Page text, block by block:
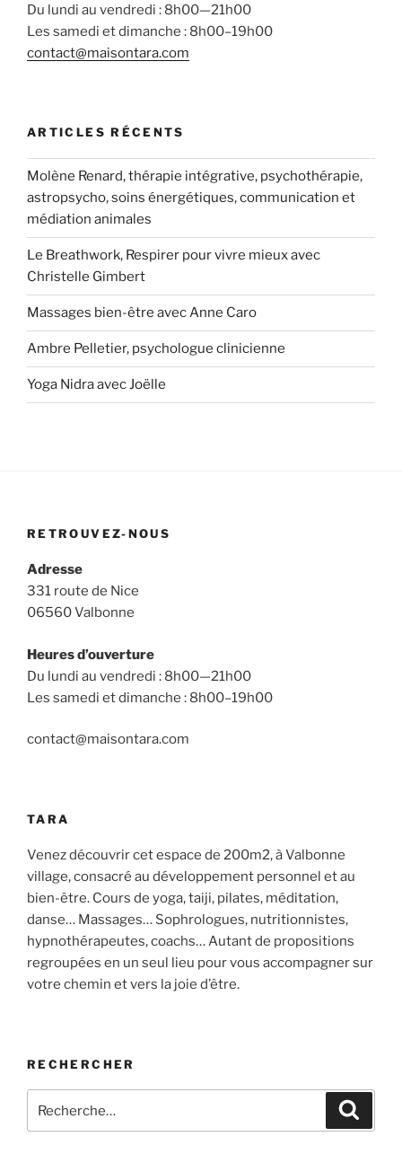
Du lundi au vendredi : 8h00—21h00
Les samedi et dimanche : 8h00–19h00
contact@maisontara.com
ARTICLES RÉCENTS
Molène Renard, thérapie intégrative, psychothérapie,
astropsycho, soins énergétiques, communication et
médiation animales
Le Breathwork, Respirer pour vivre mieux avec
Christelle Gimbert
Massages bien-être avec Anne Caro
Ambre Pelletier, psychologue clinicienne
Yoga Nidra avec Joëlle
RETROUVEZ-NOUS
Adresse
331 route de Nice
06560 Valbonne
Heures d’ouverture
Du lundi au vendredi : 8h00—21h00
Les samedi et dimanche : 8h00–19h00
contact@maisontara.com
TARA
Venez découvrir cet espace de 200m2, à Valbonne
village, consacré au développement personnel et au
bien-être. Cours de yoga, taiji, pilates, méditation,
danse… Massages… Sophrologues, nutritionnistes,
hypnothérapeutes, coachs… Autant de propositions
regroupées en un seul lieu pour vous accompagner sur
votre chemin et vers la joie d’être.
RECHERCHER
pour